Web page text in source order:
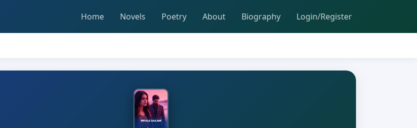
Home Novels Poetry About Biography Login/Register